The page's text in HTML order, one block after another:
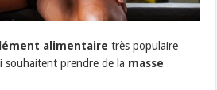
alimentaire très populaire
souhaitent prendre de la masse